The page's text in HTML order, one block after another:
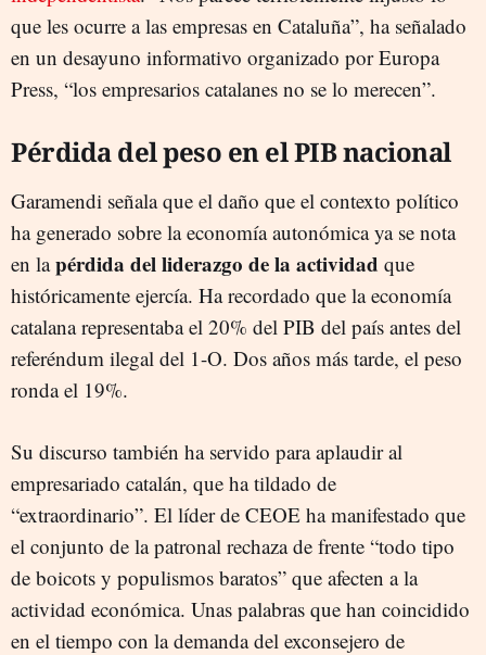
que les ocurre a las empresas en Cataluña”, ha señalado
en un desayuno informativo organizado por Europa
Press, “los empresarios catalanes no se lo merecen”.
Pérdida del peso en el PIB nacional
Garamendi señala que el daño que el contexto político
ha generado sobre la economía autonómica ya se nota
en lapérdida del liderazgo de la actividad que
históricamente ejercía. Ha recordado que la economía
catalana representaba el 20% del PIB del país antes del
referéndum ilegal del 1-O. Dos años más tarde, el peso
ronda el 19%.
Su discurso también ha servido para aplaudir al
empresariado catalán, que ha tildado de
“extraordinario”. El líder de CEOE ha manifestado que
el conjunto de la patronal rechaza de frente “todo tipo
de boicots y populismos baratos” que afecten a la
actividad económica. Unas palabras que han coincidido
en el tiempo con la demanda del exconsejero de